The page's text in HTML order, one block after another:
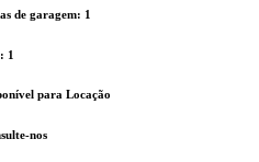
de garagem: 1
1
para Locação
nos